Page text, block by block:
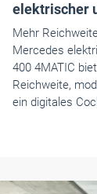
elektrischer
Mehr
Mercedes
400 4MATIC
Reichweite,
ein digitales